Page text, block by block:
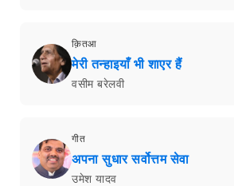
क़ितआ
मेरी तन्हाइयाँ भी शाएर हैं
वसीम बरेलवी
गीत
अपना सुधार सर्वोत्तम सेवा
उमेश यादव